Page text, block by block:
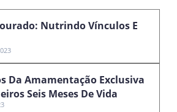
Nutrindo Vínculos E
Da Amamentação Exclusiva
Seis Meses De Vida